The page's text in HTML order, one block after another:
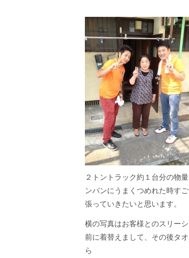
２トントラック約１台分の物
ンパンにうまくつめれた時す
張っていきたいと思います。
横の写真はお客様とのスリー
前に着替えまして、その後タ
ら 写真